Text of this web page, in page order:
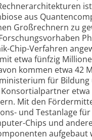
aus
Großrechnern zu
Chip-Verfahren
etwa fünfzig
kommen etwa 42
für Bildung
Mit den
und Testanlage
Chips und
aufgebaut